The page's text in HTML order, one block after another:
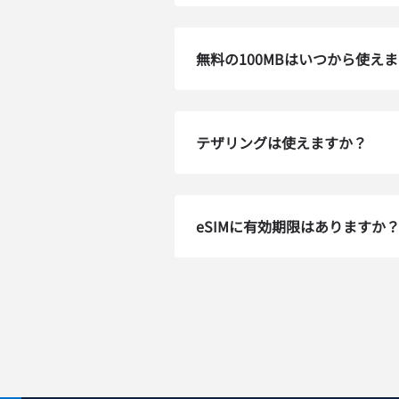
無料の100MBはいつから使え
テザリングは使えますか？
eSIMに有効期限はありますか？
that